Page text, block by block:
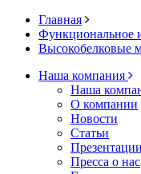
Главная
Функциональное
Высокобелковые
Наша компания
Наша
О компании
Новости
Статьи
Презентации
Пресса о нас